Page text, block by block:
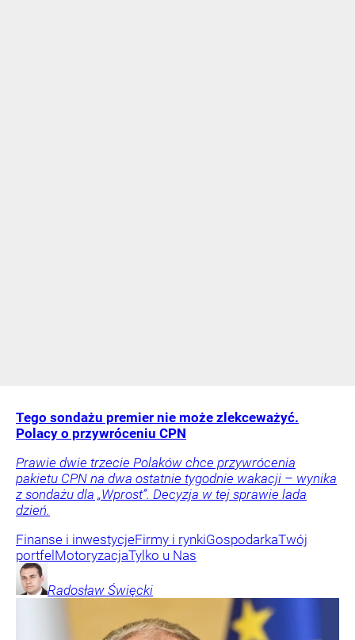
Tego sondażu premier nie może zlekceważyć.
Polacy o przywróceniu CPN
Prawie dwie trzecie Polaków chce przywrócenia
pakietu CPN na dwa ostatnie tygodnie wakacji – wynika
z sondażu dla „Wprost”. Decyzja w tej sprawie lada
dzień.
Finanse i inwestycjeFirmy i rynkiGospodarkaTwój
portfel MotoryzacjaTylko u Nas
Radosław Święcki